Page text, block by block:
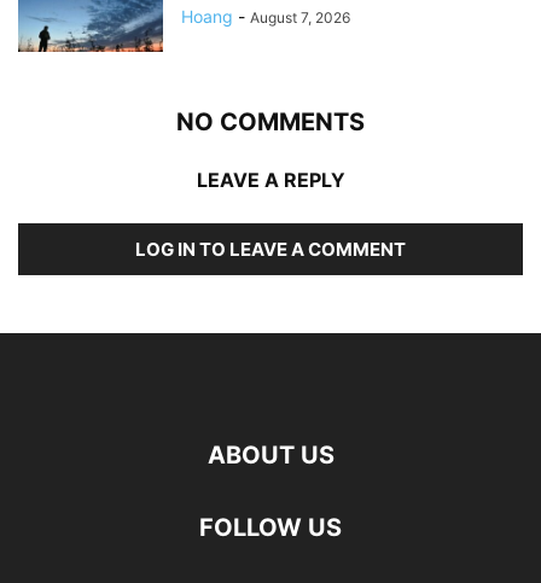
Hoang - August 7, 2026
NO COMMENTS
LEAVE A REPLY
LOG IN TO LEAVE A COMMENT
ABOUT US
FOLLOW US